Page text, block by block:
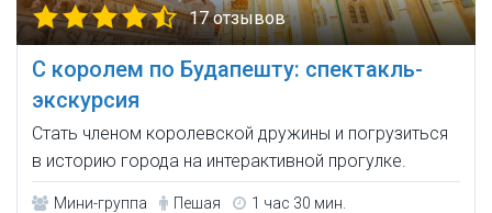
17 отзывов
С королем по Будапешту: спектакль-
экскурсия
Стать членом королевской дружины и погрузиться
в историю города на интерактивной прогулке.
Мини-группа Пешая 1 час 30 мин.